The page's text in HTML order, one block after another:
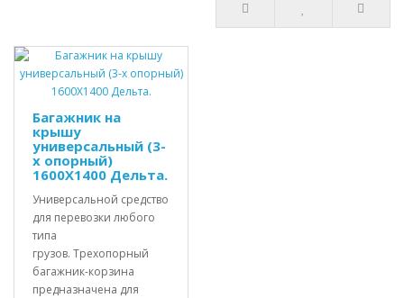
Багажник на
крышу
универсальный (3-
х опорный)
1600X1400 Дельта.
Универсальной средство
для перевозки любого
типа
грузов. Трехопорный
багажник-корзина
предназначена для